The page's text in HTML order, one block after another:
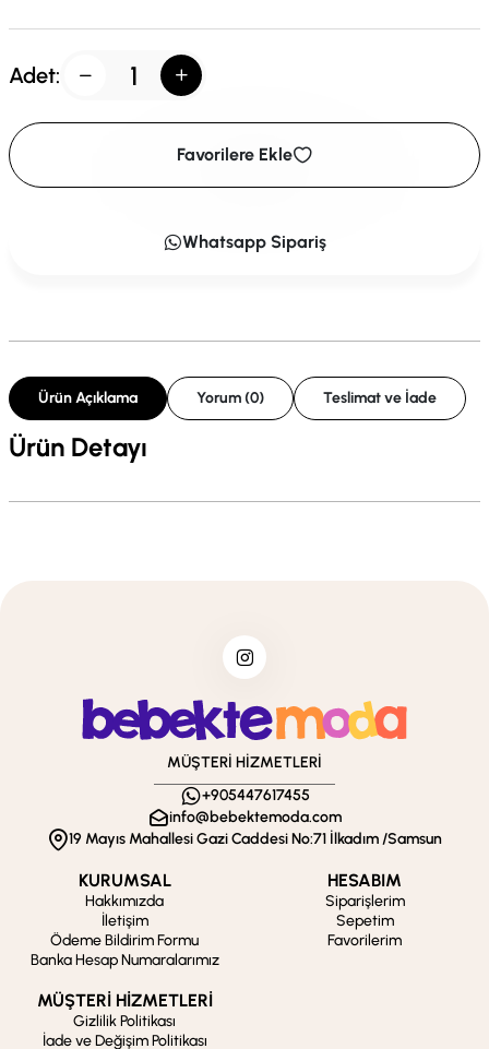
Adet:
Favorilere Ekle
Whatsapp Sipariş
Ürün Açıklama Yorum (0) Teslimat ve İade
Ürün Detayı
MÜŞTERİ HİZMETLERİ
+905447617455
info@bebektemoda.com
19 Mayıs Mahallesi Gazi Caddesi No:71 İlkadım /Samsun
KURUMSAL
Hakkımızda
İletişim
Ödeme Bildirim Formu
Banka Hesap Numaralarımız
HESABIM
Siparişlerim
Sepetim
Favorilerim
MÜŞTERİ HİZMETLERİ
Gizlilik Politikası
İade ve Değişim Politikası